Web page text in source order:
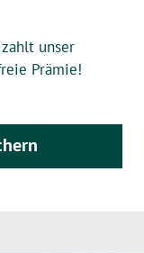
unser
Prämie!